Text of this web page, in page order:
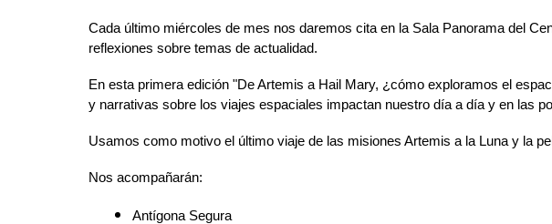
Cada último miércoles de mes nos daremos cita en la Sala Panorama del
reflexiones sobre temas de actualidad.
En esta primera edición "De Artemis a Hail Mary, ¿cómo exploramos el
y narrativas sobre los viajes espaciales impactan nuestro día a día y en las
Usamos como motivo el último viaje de las misiones Artemis a la Luna y la
Nos acompañarán:
Antígona Segura